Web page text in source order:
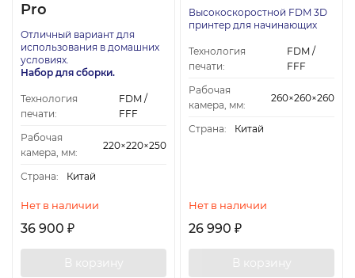
Pro
Отличный вариант для
использования в домашних
условиях.
Набор для сборки.
Технология
печати:
FDM /
FFF
Рабочая
камера, мм:
220×220×250
Страна: Китай
Нет в наличии
36 900 ₽
В корзину
Высокоскоростной FDM 3D
принтер для начинающих
Технология
печати:
FDM /
FFF
Рабочая
камера, мм:
260×260×260
Страна: Китай
Нет в наличии
26 990 ₽
В корзину